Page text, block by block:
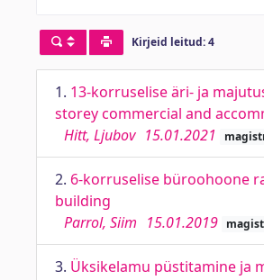
Kirjeid leitud: 4
1. 13-korruselise äri- ja
storey commercial and
Hitt, Ljubov 15.01.2021
2. 6-korruselise büroohoone
building
Parrol, Siim 15.01.2019
3. Üksikelamu püstitamine ja